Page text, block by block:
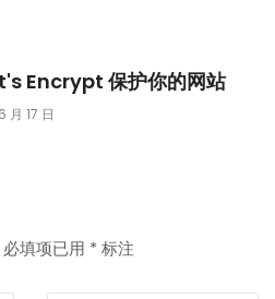
Encrypt 保护你的网站
月 17 日
必填项已用 * 标注